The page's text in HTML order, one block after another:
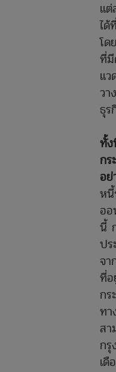
แ
ได้
โด
ที่มี
แ
วา
ธุ
ทั้ง
ก
อ
หนี้
อ
นี้
ปร
จา
ที่อ
ก
ทา
ส
ก
เ